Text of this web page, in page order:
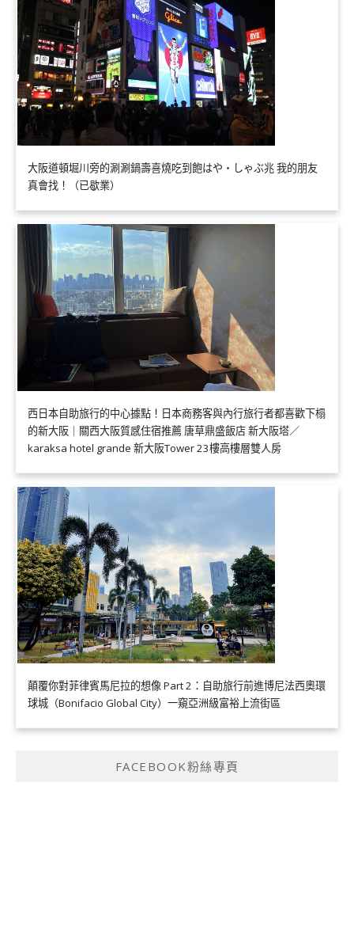
大阪道頓堀川旁的涮涮鍋壽喜燒吃到飽はや・しゃぶ兆 我的朋友
真會找！（已歇業）
西日本自助旅行的中心據點！日本商務客與內行旅行者都喜歡下榻
的新大阪｜關西大阪質感住宿推薦 唐草鼎盛飯店 新大阪塔／
karaksa hotel grande 新大阪Tower 23樓高樓層雙人房
顛覆你對菲律賓馬尼拉的想像 Part 2：自助旅行前進博尼法西奧環
球城（Bonifacio Global City）一窺亞洲級富裕上流街區
FACEBOOK粉絲專頁